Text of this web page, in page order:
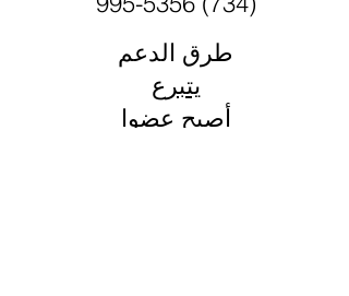
طرق الدعم
يتبرع
أصبح عضوا